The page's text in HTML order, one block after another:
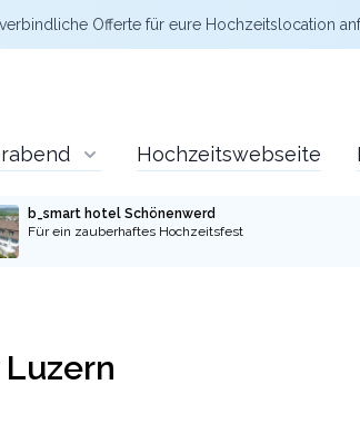
Offertefür eure Hochzeitslocation
Hochzeitswebseite
b_smart hotel Schönenwerd
Für ein zauberhaftes Hochzeitsfest